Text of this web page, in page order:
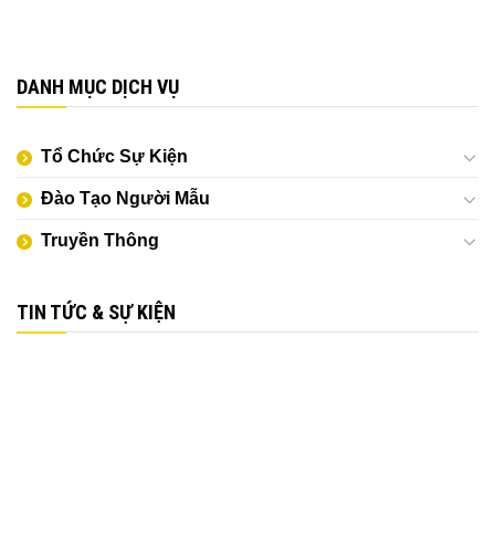
DANH MỤC DỊCH VỤ
Tổ Chức Sự Kiện
Đào Tạo Người Mẫu
Truyền Thông
TIN TỨC & SỰ KIỆN